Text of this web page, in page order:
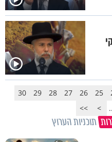
25
26
27
28
29
30
>
>>
תוכניות הערוץ